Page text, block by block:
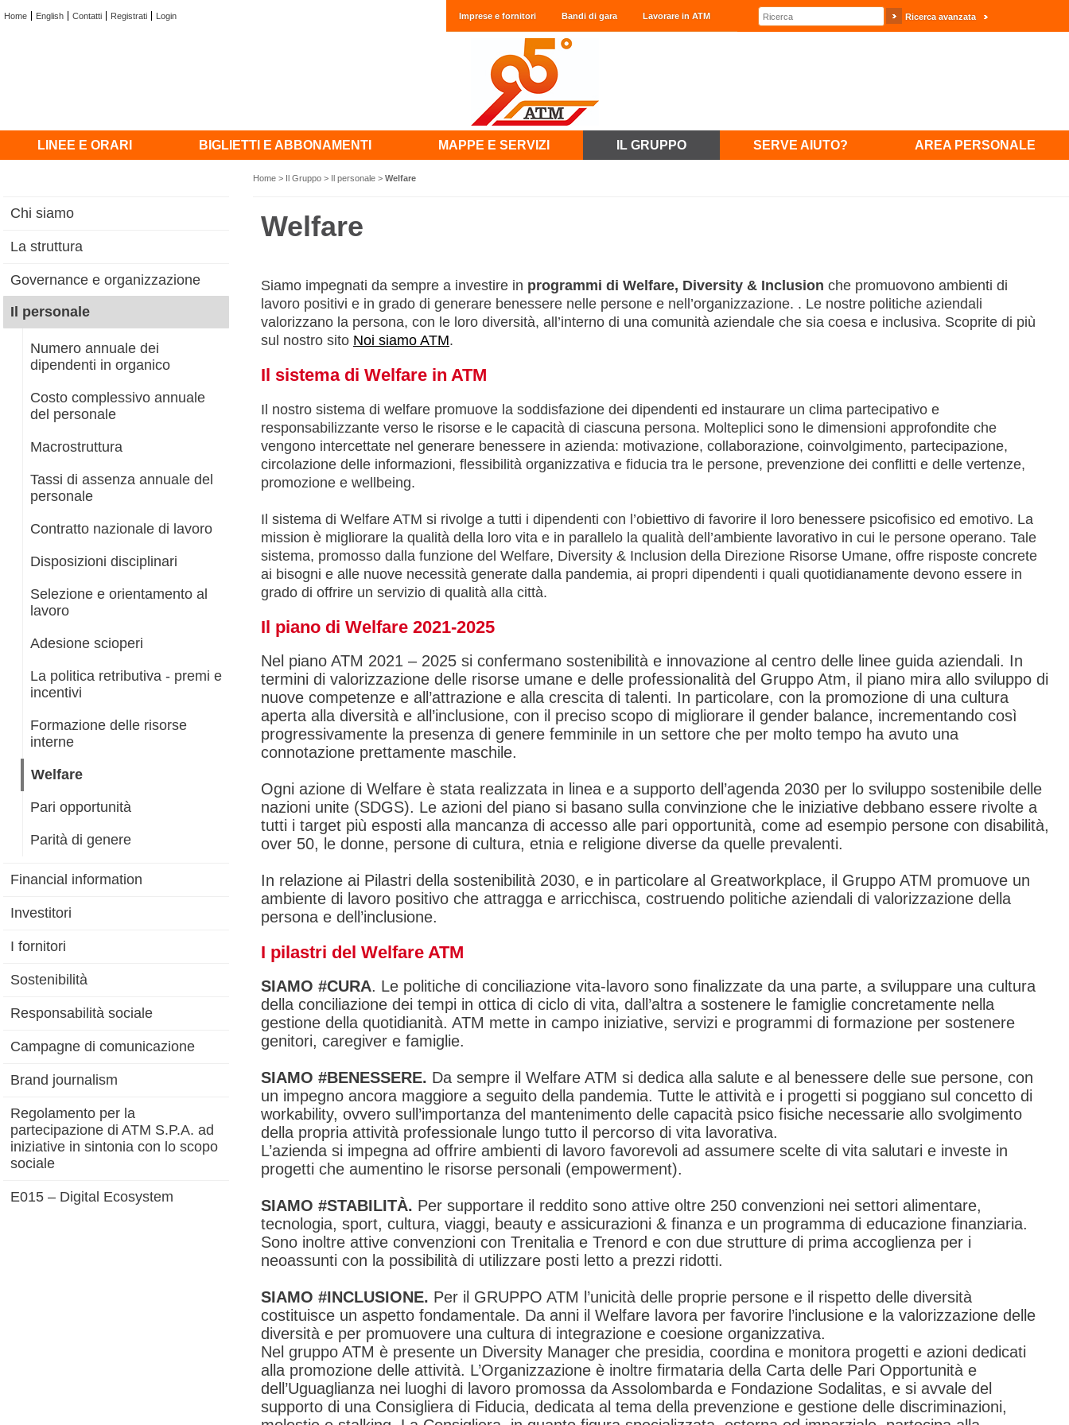
Home English Contatti Registrati Login Imprese e fornitori Bandi di gara Lavorare in ATM Ricerca avanzata
LINEE E ORARI BIGLIETTI E ABBONAMENTI MAPPE E SERVIZI IL GRUPPO SERVE AIUTO? AREA PERSONALE
Home > Il Gruppo > Il personale > Welfare
Chi siamo
La struttura
Governance e organizzazione
Il personale
Numero annuale dei
dipendenti in organico
Costo complessivo annuale
del personale
Macrostruttura
Tassi di assenza annuale del
personale
Contratto nazionale di lavoro
Disposizioni disciplinari
Selezione e orientamento al
lavoro
Adesione scioperi
La politica retributiva - premi e
incentivi
Formazione delle risorse
interne
Welfare
Pari opportunità
Parità di genere
Financial information
Investitori
I fornitori
Sostenibilità
Responsabilità sociale
Campagne di comunicazione
Brand journalism
Regolamento per la
partecipazione di ATM S.P.A. ad
iniziative in sintonia con lo scopo
sociale
E015 – Digital Ecosystem
Welfare
Siamo impegnati da sempre a investire in programmi di Welfare, Diversity & Inclusion che promuovono ambienti di
lavoro positivi e in grado di generare benessere nelle persone e nell’organizzazione. . Le nostre politiche aziendali
valorizzano la persona, con le loro diversità, all’interno di una comunità aziendale che sia coesa e inclusiva. Scoprite di più
sul nostro sito Noi siamo ATM.
Il sistema di Welfare in ATM
Il nostro sistema di welfare promuove la soddisfazione dei dipendenti ed instaurare un clima partecipativo e
responsabilizzante verso le risorse e le capacità di ciascuna persona. Molteplici sono le dimensioni approfondite che
vengono intercettate nel generare benessere in azienda: motivazione, collaborazione, coinvolgimento, partecipazione,
circolazione delle informazioni, flessibilità organizzativa e fiducia tra le persone, prevenzione dei conflitti e delle vertenze,
promozione e wellbeing.
Il sistema di Welfare ATM si rivolge a tutti i dipendenti con l’obiettivo di favorire il loro benessere psicofisico ed emotivo. La
mission è migliorare la qualità della loro vita e in parallelo la qualità dell’ambiente lavorativo in cui le persone operano. Tale
sistema, promosso dalla funzione del Welfare, Diversity & Inclusion della Direzione Risorse Umane, offre risposte concrete
ai bisogni e alle nuove necessità generate dalla pandemia, ai propri dipendenti i quali quotidianamente devono essere in
grado di offrire un servizio di qualità alla città.
Il piano di Welfare 2021-2025
Nel piano ATM 2021 – 2025 si confermano sostenibilità e innovazione al centro delle linee guida aziendali. In
termini di valorizzazione delle risorse umane e delle professionalità del Gruppo Atm, il piano mira allo sviluppo di
nuove competenze e all’attrazione e alla crescita di talenti. In particolare, con la promozione di una cultura
aperta alla diversità e all’inclusione, con il preciso scopo di migliorare il gender balance, incrementando così
progressivamente la presenza di genere femminile in un settore che per molto tempo ha avuto una
connotazione prettamente maschile.
Ogni azione di Welfare è stata realizzata in linea e a supporto dell’agenda 2030 per lo sviluppo sostenibile delle
nazioni unite (SDGS). Le azioni del piano si basano sulla convinzione che le iniziative debbano essere rivolte a
tutti i target più esposti alla mancanza di accesso alle pari opportunità, come ad esempio persone con disabilità,
over 50, le donne, persone di cultura, etnia e religione diverse da quelle prevalenti.
In relazione ai Pilastri della sostenibilità 2030, e in particolare al Greatworkplace, il Gruppo ATM promuove un
ambiente di lavoro positivo che attragga e arricchisca, costruendo politiche aziendali di valorizzazione della
persona e dell’inclusione.
I pilastri del Welfare ATM
SIAMO #CURA. Le politiche di conciliazione vita-lavoro sono finalizzate da una parte, a sviluppare una cultura
della conciliazione dei tempi in ottica di ciclo di vita, dall’altra a sostenere le famiglie concretamente nella
gestione della quotidianità. ATM mette in campo iniziative, servizi e programmi di formazione per sostenere
genitori, caregiver e famiglie.
SIAMO #BENESSERE. Da sempre il Welfare ATM si dedica alla salute e al benessere delle sue persone, con
un impegno ancora maggiore a seguito della pandemia. Tutte le attività e i progetti si poggiano sul concetto di
workability, ovvero sull’importanza del mantenimento delle capacità psico fisiche necessarie allo svolgimento
della propria attività professionale lungo tutto il percorso di vita lavorativa.
L’azienda si impegna ad offrire ambienti di lavoro favorevoli ad assumere scelte di vita salutari e investe in
progetti che aumentino le risorse personali (empowerment).
SIAMO #STABILITÀ. Per supportare il reddito sono attive oltre 250 convenzioni nei settori alimentare,
tecnologia, sport, cultura, viaggi, beauty e assicurazioni & finanza e un programma di educazione finanziaria.
Sono inoltre attive convenzioni con Trenitalia e Trenord e con due strutture di prima accoglienza per i
neoassunti con la possibilità di utilizzare posti letto a prezzi ridotti.
SIAMO #INCLUSIONE. Per il GRUPPO ATM l’unicità delle proprie persone e il rispetto delle diversità
costituisce un aspetto fondamentale. Da anni il Welfare lavora per favorire l’inclusione e la valorizzazione delle
diversità e per promuovere una cultura di integrazione e coesione organizzativa.
Nel gruppo ATM è presente un Diversity Manager che presidia, coordina e monitora progetti e azioni dedicati
alla promozione delle attività. L’Organizzazione è inoltre firmataria della Carta delle Pari Opportunità e
dell’Uguaglianza nei luoghi di lavoro promossa da Assolombarda e Fondazione Sodalitas, e si avvale del
supporto di una Consigliera di Fiducia, dedicata al tema della prevenzione e gestione delle discriminazioni,